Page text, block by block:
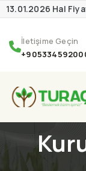
13.01.2026 Hal
İletişime Geçin